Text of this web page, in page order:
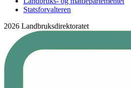
Statsforvalteren
2026 Landbruksdirektoratet